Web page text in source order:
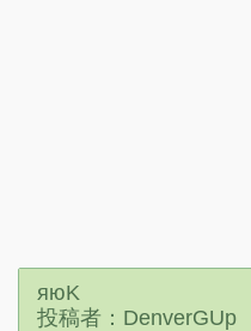
яюK
投稿者：DenverGUp